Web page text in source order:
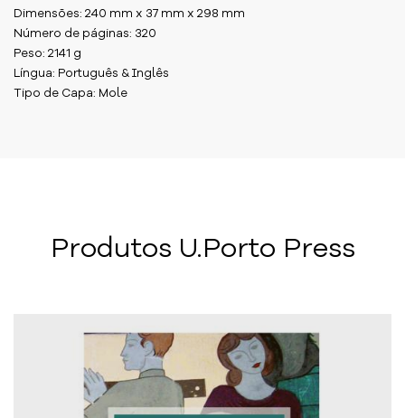
Dimensões: 240 mm x 37 mm x 298 mm
Número de páginas: 320
Peso: 2141 g
Língua: Português & Inglês
Tipo de Capa: Mole
Produtos U.Porto Press